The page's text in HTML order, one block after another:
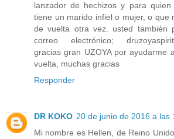
lanzador de hechizos y para
tiene un marido infiel o mujer, o que
de vuelta otra vez. usted también
correo electrónico;
gracias gran UZOYA por ayudarme
vuelta, muchas gracias
Responder
DR KOKO 20 de junio de 2016 a las
Mi nombre es Hellen, de Reino